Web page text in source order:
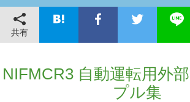
共有
NIFMCR3 自動運転用外
プル集